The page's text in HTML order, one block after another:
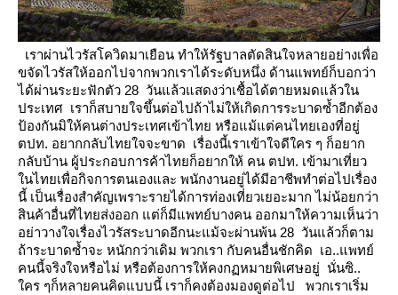
เราผ่านไวรัสโควิดมาเยือน ทำให้รัฐบาลตัดสินใจหลายอย่างเพื่อ
ขจัดไวรัสให้ออกไปจากพวกเราได้ระดับหนึ่ง ด้านแพทย์ก็บอกว่า
ได้ผ่านระยะฟักตัว 28 วันแล้วแสดงว่าเชื้อได้ตายหมดแล้วใน
ประเทศ เราก็สบายใจขึ้นต่อไปถ้าไม่ให้เกิดการระบาดซ้ำอีกต้อง
ป้องกันมิให้คนต่างประเทศเข้าไทย หรือแม้แต่คนไทยเองที่อยู่
ตปท. อยากกลับไทยใจจะขาด เรื่องนี้เราเข้าใจดีใคร ๆ ก็อยาก
กลับบ้าน ผู้ประกอบการค้าไทยก็อยากให้ คน ตปท. เข้ามาเที่ยว
นไทยเพื่อกิจการตนเองและ พนักงานอยู่ได้มีอาชีพทำต่อไปเรื่อง
นี้ เป็นเรื่องสำคัญเพราะรายได้การท่องเที่ยวเยอะมาก ไม่น้อยกว่า
สินค้าอื่นที่ไทยส่งออก ต่ก็มีแพทย์บางคน ออกมาให้ความเห็นว่า
อย่าวางใจเรื่องไวรัสระบาดอีกนะแม้จะผ่านพ้น 28 วันแล้วก็ตาม
ถ้าระบาดซ้ำจะ หนักกว่าเดิม พวกเรา กับคนอื่นชักคิด เอ..แพทย์
คนนี้จริงใจหรือไม่ หรือต้องการให้คงกฏหมายพิเศษอยู่ นั่นซิ..
คร ๆก็หลายคนคิดแบบนี้ เราก็คงต้องมองดูต่อไป
พวกเราเริ่ม